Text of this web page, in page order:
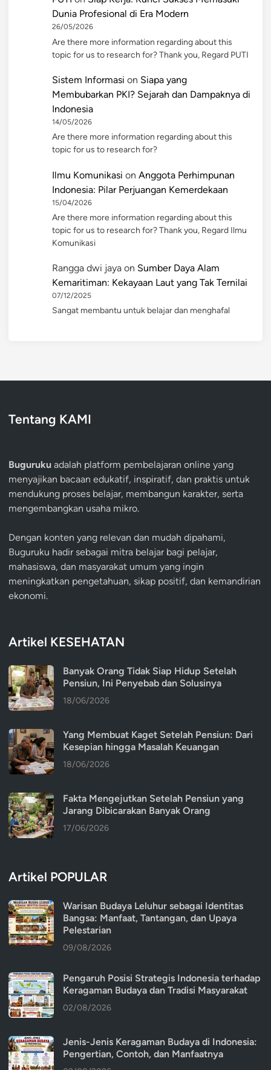
Dunia Profesional di Era Modern
26/05/2026
Are there more information regarding about this
topic for us to research for? Thank you, Regard PUTI
Sistem Informasi on Siapa yang
Membubarkan PKI? Sejarah dan Dampaknya di
Indonesia
14/05/2026
Are there more information regarding about this
topic for us to research for?
Ilmu Komunikasi on Anggota Perhimpunan
Indonesia: Pilar Perjuangan Kemerdekaan
15/04/2026
Are there more information regarding about this
topic for us to research for? Thank you, Regard Ilmu
Komunikasi
Rangga dwi jaya on Sumber Daya Alam
Kemaritiman: Kekayaan Laut yang Tak Ternilai
07/12/2025
Sangat membantu untuk belajar dan menghafal
Tentang KAMI
Buguruku adalah platform pembelajaran online yang
menyajikan bacaan edukatif, inspiratif, dan praktis untuk
mendukung proses belajar, membangun karakter, serta
mengembangkan usaha mikro.
Dengan konten yang relevan dan mudah dipahami,
Buguruku hadir sebagai mitra belajar bagi pelajar,
mahasiswa, dan masyarakat umum yang ingin
meningkatkan pengetahuan, sikap positif, dan kemandirian
ekonomi.
Artikel KESEHATAN
Banyak Orang Tidak Siap Hidup Setelah
Pensiun, Ini Penyebab dan Solusinya
18/06/2026
Yang Membuat Kaget Setelah Pensiun: Dari
Kesepian hingga Masalah Keuangan
18/06/2026
Fakta Mengejutkan Setelah Pensiun yang
Jarang Dibicarakan Banyak Orang
17/06/2026
Artikel POPULAR
Warisan Budaya Leluhur sebagai Identitas
Bangsa: Manfaat, Tantangan, dan Upaya
Pelestarian
09/08/2026
Pengaruh Posisi Strategis Indonesia terhadap
Keragaman Budaya dan Tradisi Masyarakat
02/08/2026
Jenis-Jenis Keragaman Budaya di Indonesia:
Pengertian, Contoh, dan Manfaatnya